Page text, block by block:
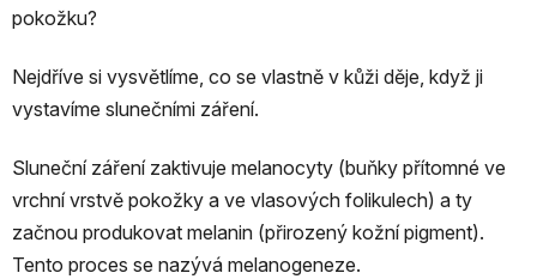
pokožku?
Nejdříve si vysvětlíme, co se vlastně v kůži děje, když ji
vystavíme slunečními záření.
Sluneční záření zaktivuje melanocyty (buňky přítomné ve
vrchní vrstvě pokožky a ve vlasových folikulech) a ty
začnou produkovat melanin (přirozený kožní pigment).
Tento proces se nazývá melanogeneze.